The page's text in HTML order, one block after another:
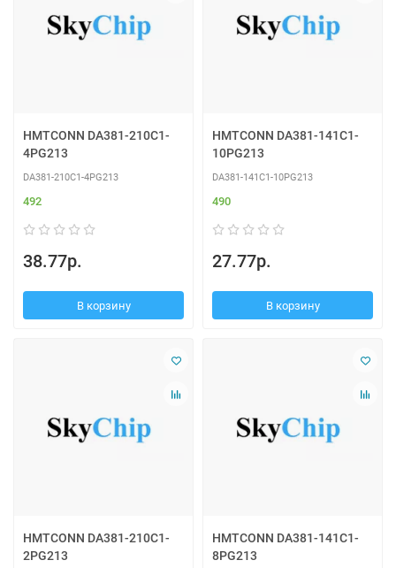
HMTCONN DA381-210C1-
4PG213
DA381-210C1-4PG213
492
38.77р.
В корзину
HMTCONN DA381-141C1-
10PG213
DA381-141C1-10PG213
490
27.77р.
В корзину
HMTCONN DA381-210C1-
2PG213
HMTCONN DA381-141C1-
8PG213